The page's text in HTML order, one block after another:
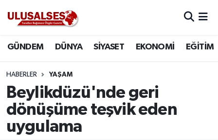
GÜNDEM DÜNYA SİYASET EKONOMİ EĞİTİM
HABERLER YAŞAM
Beylikdüzü'nde geri
dönüşüme teşvik eden
uygulama
DÜNYA
SİYASET
EKONOMİ
EĞİTİM
Trafik Durumu
Süper Lig Puan Durumu ve Fikstür
Tüm Manşetler
Son Dakika Haberleri